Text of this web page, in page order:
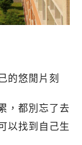
的悠閒片刻
，都別忘了去
以找到自己生